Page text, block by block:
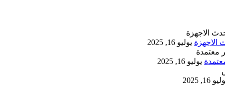
يوليو 16, 2025
يوليو 16, 2025
16, 2025